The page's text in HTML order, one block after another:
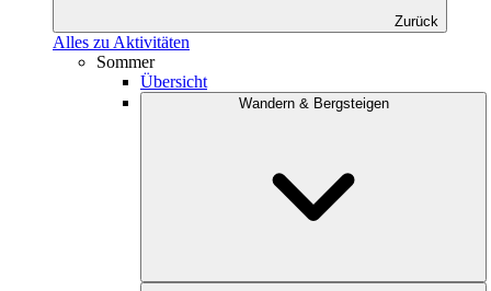
Zurück
Alles zu Aktivitäten
Sommer
Übersicht
Wandern & Bergsteigen